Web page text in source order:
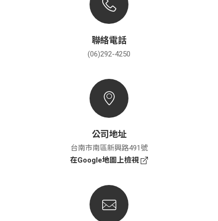
聯絡電話
(06)292-4250
公司地址
台南市南區新興路491號
在Google地圖上檢視